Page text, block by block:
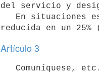
del servicio y
reducida en un
Artículo 3
Comuníquese,